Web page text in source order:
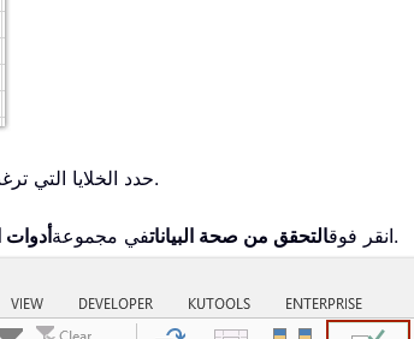
حدد الخلايا التي ترغب في إضافة رسالة إدخال إليها.
انقر فوقالتحقق من صحة البياناتفي مجموعةأدوات .